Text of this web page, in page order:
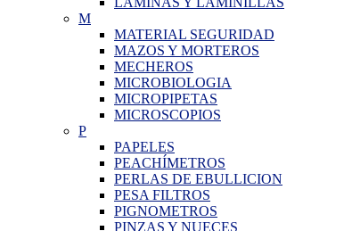
M
MATERIAL SEGURIDAD
MAZOS Y MORTEROS
MECHEROS
MICROBIOLOGIA
MICROPIPETAS
MICROSCOPIOS
P
PAPELES
PEACHÍMETROS
PERLAS DE EBULLICION
PESA FILTROS
PIGNOMETROS
PINZAS Y NUECES